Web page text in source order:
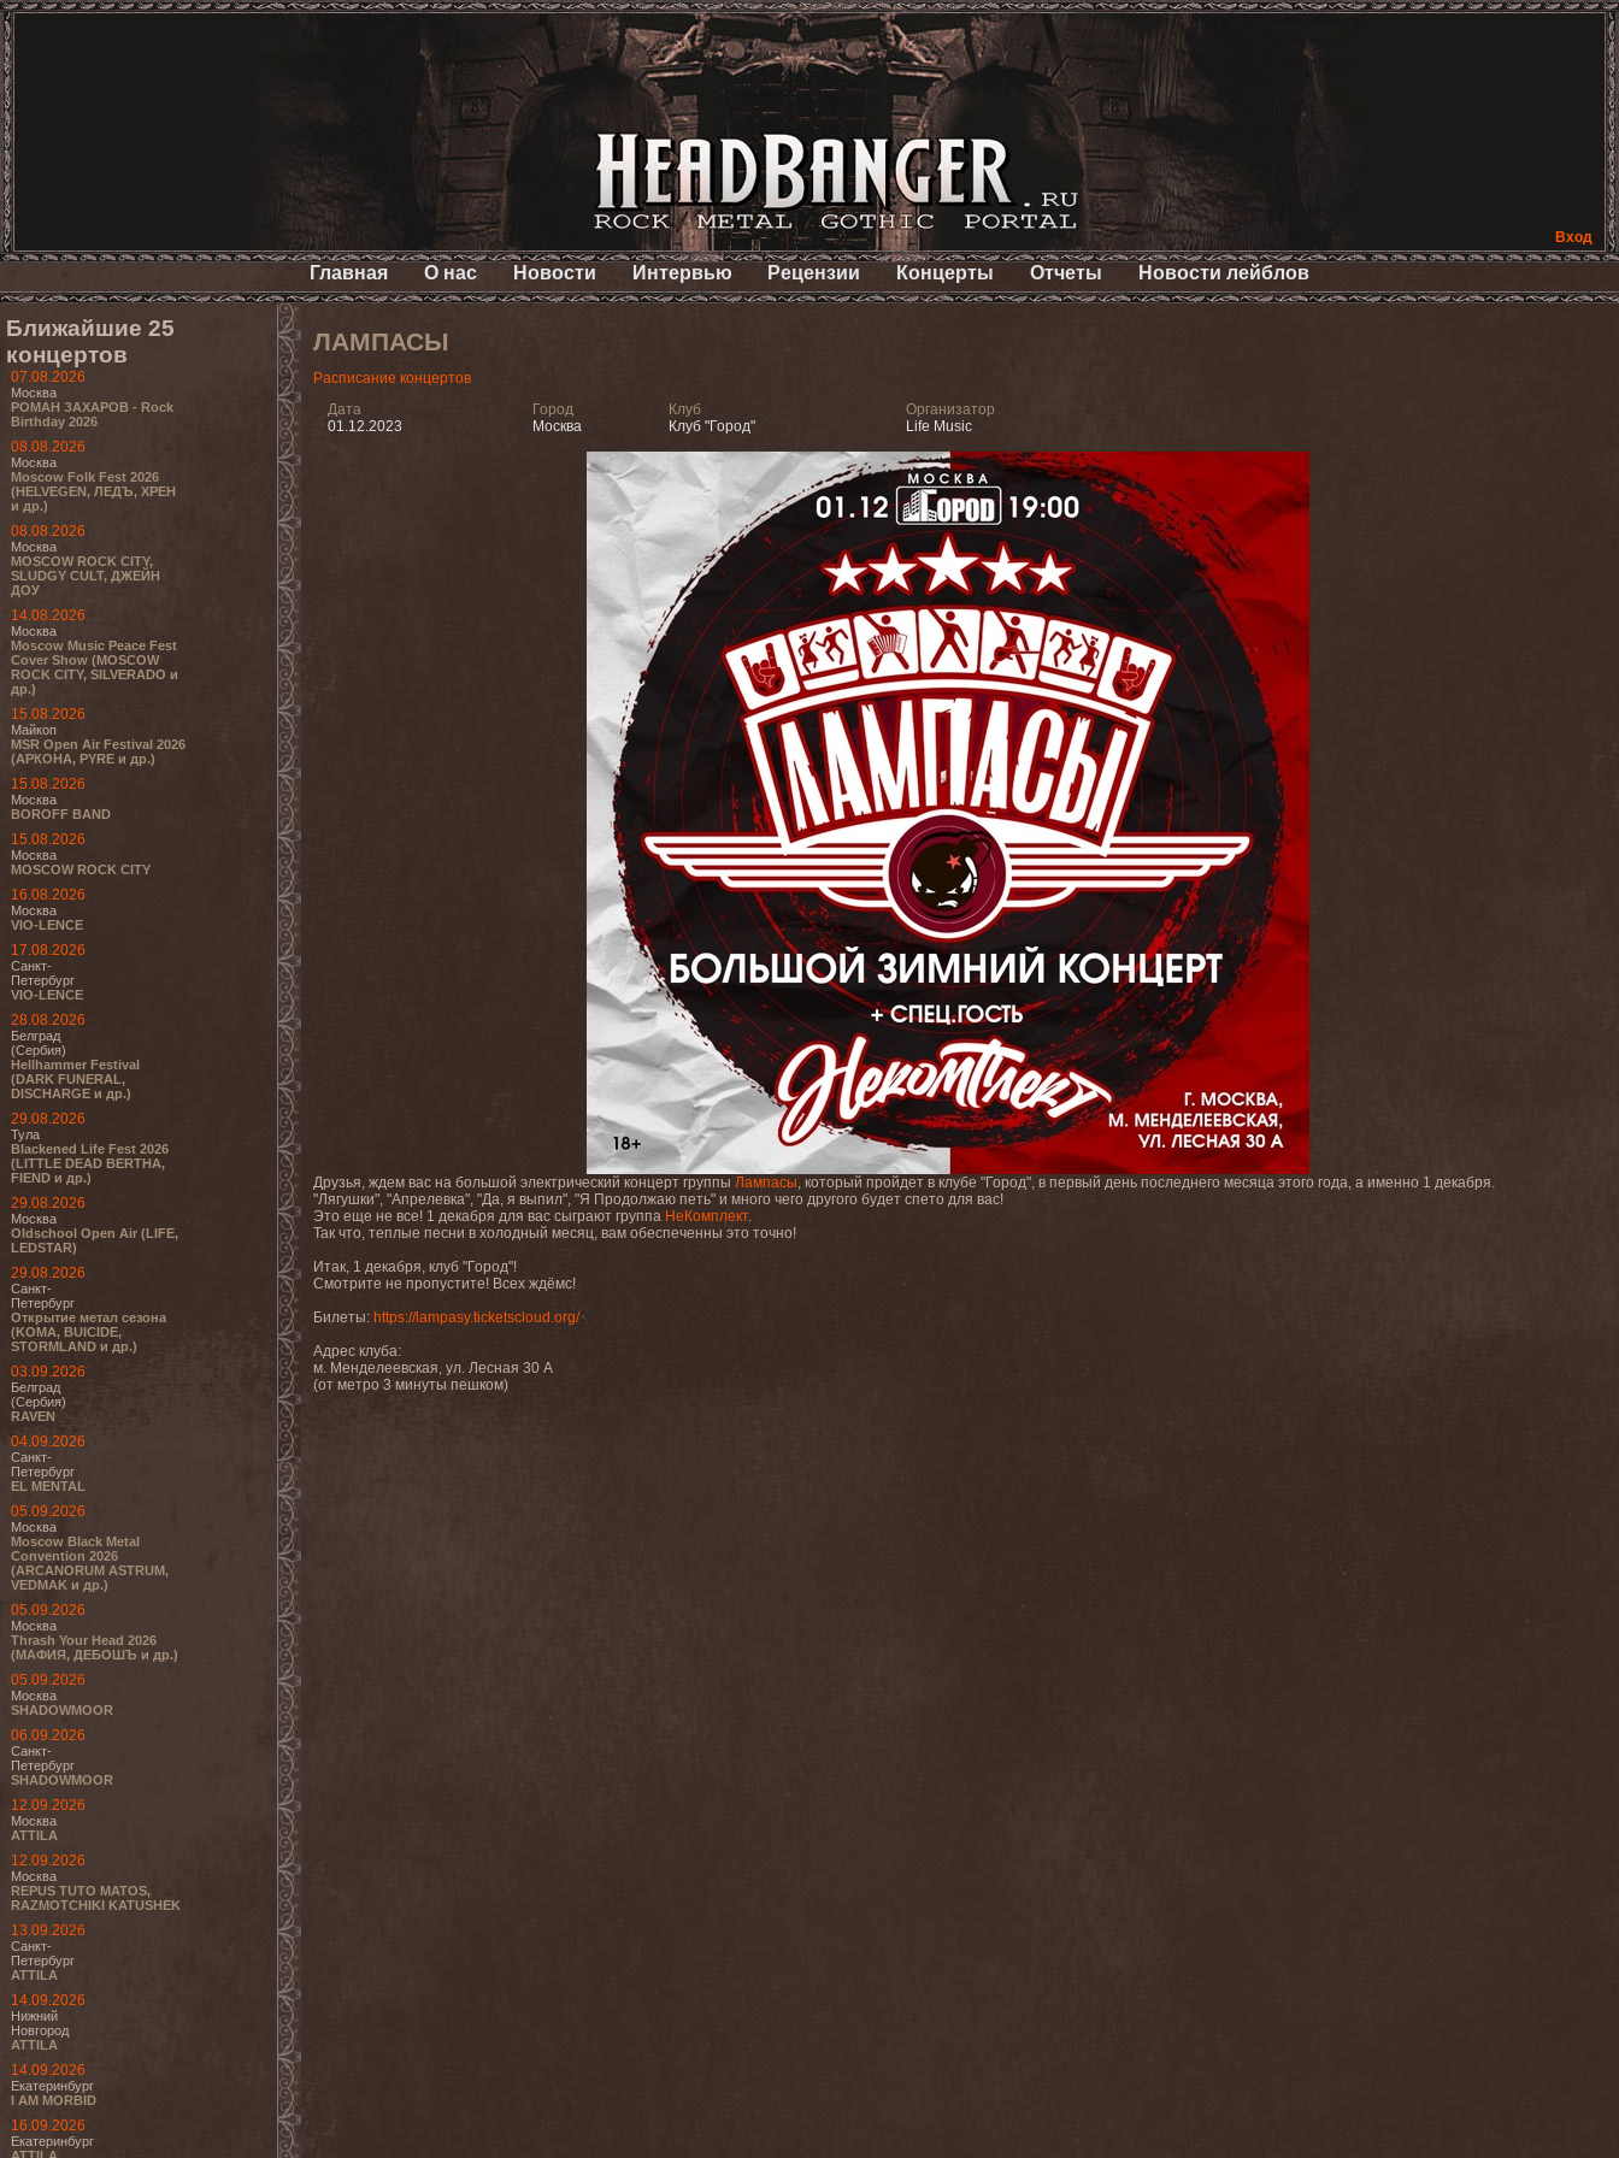
Вход
Главная О нас Новости Интервью Рецензии Концерты Отчеты Новости лейблов
Ближайшие 25
концертов
07.08.2026
Москва
РОМАН ЗАХАРОВ - Rock
Birthday 2026
08.08.2026
Москва
Moscow Folk Fest 2026
(HELVEGEN, ЛЕДЪ, ХРЕН
и др.)
08.08.2026
Москва
MOSCOW ROCK CITY,
SLUDGY CULT, ДЖЕЙН
ДОУ
14.08.2026
Москва
Moscow Music Peace Fest
Cover Show (MOSCOW
ROCK CITY, SILVERADO и
др.)
15.08.2026
Майкоп
MSR Open Air Festival 2026
(АРКОНА, PYRE и др.)
15.08.2026
Москва
BOROFF BAND
15.08.2026
Москва
MOSCOW ROCK CITY
16.08.2026
Москва
VIO-LENCE
17.08.2026
Санкт-
Петербург
VIO-LENCE
28.08.2026
Белград
(Сербия)
Hellhammer Festival
(DARK FUNERAL,
DISCHARGE и др.)
29.08.2026
Тула
Blackened Life Fest 2026
(LITTLE DEAD BERTHA,
FIEND и др.)
29.08.2026
Москва
Oldschool Open Air (LIFE,
LEDSTAR)
29.08.2026
Санкт-
Петербург
Открытие метал сезона
(KOMA, BUICIDE,
STORMLAND и др.)
03.09.2026
Белград
(Сербия)
RAVEN
04.09.2026
Санкт-
Петербург
EL MENTAL
05.09.2026
Москва
Moscow Black Metal
Convention 2026
(ARCANORUM ASTRUM,
VEDMAK и др.)
05.09.2026
Москва
Thrash Your Head 2026
(МАФИЯ, ДЕБОШЪ и др.)
05.09.2026
Москва
SHADOWMOOR
06.09.2026
Санкт-
Петербург
SHADOWMOOR
12.09.2026
Москва
ATTILA
12.09.2026
Москва
REPUS TUTO MATOS,
RAZMOTCHIKI KATUSHEK
13.09.2026
Санкт-
Петербург
ATTILA
14.09.2026
Нижний
Новгород
ATTILA
14.09.2026
Екатеринбург
I AM MORBID
16.09.2026
Екатеринбург
ЛАМПАСЫ
Расписание концертов
Дата
01.12.2023
Город
Москва
Клуб
Клуб "Город"
Организатор
Life Music
Друзья, ждем вас на большой электрический концерт группы Лампасы, который пройдет в клубе "Город", в первый день последнего месяца этого года, а именно 1 декабря.
"Лягушки", "Апрелевка", "Да, я выпил", "Я Продолжаю петь" и много чего другого будет спето для вас!
Это еще не все! 1 декабря для вас сыграют группа НеКомплект.
Так что, теплые песни в холодный месяц, вам обеспеченны это точно!
Итак, 1 декабря, клуб "Город"!
Смотрите не пропустите! Всех ждёмс!
Билеты: https://lampasy.ticketscloud.org/
Адрес клуба:
м. Менделеевская, ул. Лесная 30 А
(от метро 3 минуты пешком)